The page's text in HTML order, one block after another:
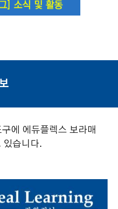
에 에듀플렉스 보라매
있습니다.